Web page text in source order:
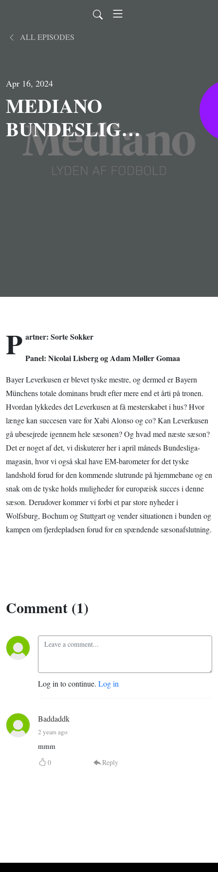
ALL EPISODES
Apr 16, 2024
MEDIANO
BUNDESLIGA:
Nie mehr
Vitzekusen og
P artner: Sorte Sokker
Panel: Nicolai Lisberg og Adam Møller Gomaa
Bayer Leverkusen er blevet tyske mestre, og dermed er Bayern
Münchens totale dominans brudt efter mere end et årti på tronen.
Hvordan lykkedes det Leverkusen at få mesterskabet i hus? Hvor
længe kan succesen vare for Xabi Alonso og co? Kan Leverkusen
gå ubesejrede igennem hele sæsonen? Og hvad med næste sæson?
Det er noget af det, vi diskuterer her i april måneds Bundesliga-
magasin, hvor vi også skal have EM-barometer for det tyske
landshold forud for den kommende slutrunde på hjemmebane og en
snak om de tyske holds muligheder for europæisk succes i denne
sæson. Derudover kommer vi forbi et par store nyheder i
Wolfsburg, Bochum og Stuttgart og vender situationen i bunden og
kampen om fjerdepladsen forud for en spændende sæsonafslutning.
Comment (1)
Log in to continue. Log in
Baddaddk
2 years ago
mmm
0 Reply